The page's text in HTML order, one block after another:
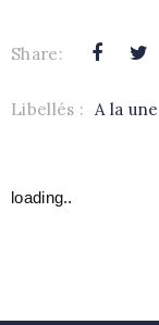
Share:
Libellés : A la une
loading..